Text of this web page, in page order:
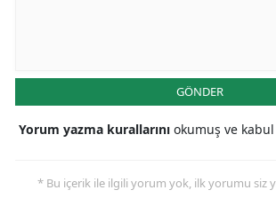
GÖNDER
Yorum yazma kurallarını okumuş ve kabul
* Bu içerik ile ilgili yorum yok, ilk yorumu siz